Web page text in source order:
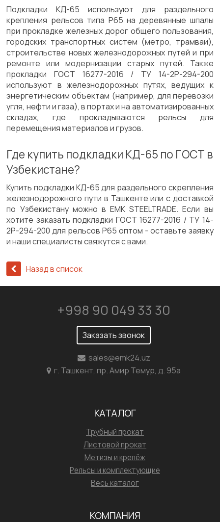
Подкладки КД-65 используют для раздельного
крепления рельсов типа Р65 на деревянные шпалы
при прокладке железных дорог общего пользования,
городских транспортных систем (метро, трамваи),
строительстве новых железнодорожных путей и при
ремонте или модернизации старых путей. Также
прокладки ГОСТ 16277-2016 / ТУ 14-2Р-294-200
используют в железнодорожных путях, ведущих к
энергетическим объектам (например, для перевозки
угля, нефти и газа), в портах и на автоматизированных
складах, где прокладываются рельсы для
перемещения материалов и грузов.
Где купить подкладки КД-65 по ГОСТ в
Узбекистане?
Купить подкладки КД-65 для раздельного скрепления
железнодорожного пути в Ташкенте или с доставкой
по Узбекистану можно в EMK STEELTRADE. Если вы
хотите заказать подкладки ГОСТ 16277-2016 / ТУ 14-
2Р-294-200 для рельсов Р65 оптом - оставьте заявку
и наши специалисты свяжутся с вами.
Назад в список
+998 90 049 33 30
Заказать звонок
sales@emk24.uz
г. Ташкент, пр. Амир Темур, д. 95а
КАТАЛОГ
Трубный прокат
Листовой прокат
Метизы и крепёж
Рельсы и комплектующие
Весь каталог
КОМПАНИЯ